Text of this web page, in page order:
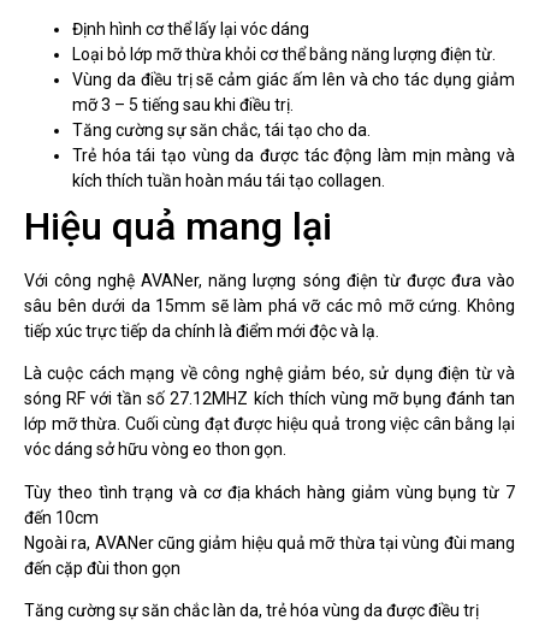
Định hình cơ thể lấy lại vóc dáng
Loại bỏ lớp mỡ thừa khỏi cơ thể bằng năng lượng điện từ.
Vùng da điều trị sẽ cảm giác ấm lên và cho tác dụng giảm
mỡ 3 – 5 tiếng sau khi điều trị.
Tăng cường sự săn chắc, tái tạo cho da.
Trẻ hóa tái tạo vùng da được tác động làm mịn màng và
kích thích tuần hoàn máu tái tạo collagen.
Hiệu quả mang lại
Với công nghệ AVANer, năng lượng sóng điện từ được đưa vào
sâu bên dưới da 15mm sẽ làm phá vỡ các mô mỡ cứng. Không
tiếp xúc trực tiếp da chính là điểm mới độc và lạ.
Là cuộc cách mạng về công nghệ giảm béo, sử dụng điện từ và
sóng RF với tần số 27.12MHZ kích thích vùng mỡ bụng đánh tan
lớp mỡ thừa. Cuối cùng đạt được hiệu quả trong việc cân bằng lại
vóc dáng sở hữu vòng eo thon gọn.
Tùy theo tình trạng và cơ địa khách hàng giảm vùng bụng từ 7
đến 10cm
Ngoài ra, AVANer cũng giảm hiệu quả mỡ thừa tại vùng đùi mang
đến cặp đùi thon gọn
Tăng cường sự săn chắc làn da, trẻ hóa vùng da được điều trị